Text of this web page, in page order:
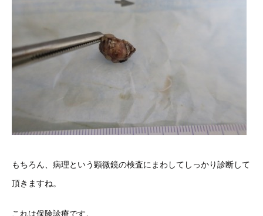
もちろん、病理という顕微鏡の検査にまわしてしっかり診断して
頂きますね。
これは保険診療です。